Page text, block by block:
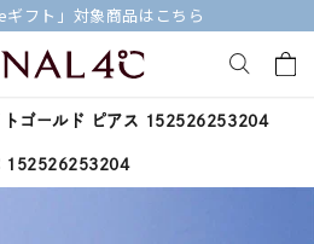
知らせ 8月17日(月)より 】
キーワードで検索する
トゴールド ピアス 152526253204
152526253204